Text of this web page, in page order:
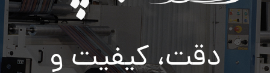
دقت، کیفیت و